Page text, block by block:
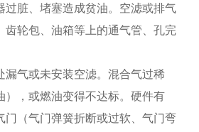
过脏、堵塞造成贫油。空滤或排气
齿轮包、油箱等上的通气管、孔完
漏气或未安装空滤。混合气过稀
），或燃油变得不达标。硬件有
门（气门弹簧折断或过软、气门弯